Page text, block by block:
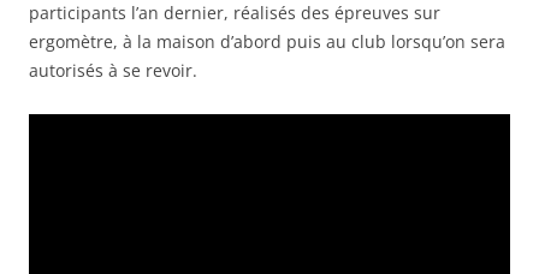
participants l’an dernier, réalisés des épreuves sur
ergomètre, à la maison d’abord puis au club lorsqu’on sera
autorisés à se revoir.